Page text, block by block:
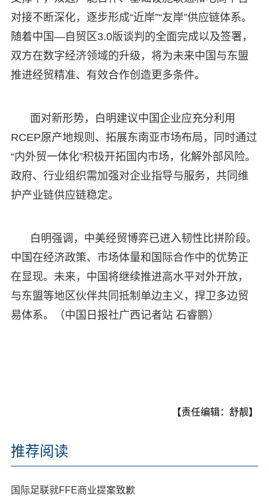
对接不断深化，逐步形成“近岸”“友岸”供应链体系。
随着中国—自贸区3.0版谈判的全面完成以及签署，
双方在数字经济领域的升级，将为未来中国与东盟
推进经贸精准、有效合作创造更多条件。
面对新形势，白明建议中国企业应充分利用
RCEP原产地规则、拓展东南亚市场布局，同时通过
“内外贸一体化”积极开拓国内市场，化解外部风险。
政府、行业组织需加强对企业指导与服务，共同维
护产业链供应链稳定。
白明强调，中美经贸博弈已进入韧性比拼阶段。
中国在经济政策、市场体量和国际合作中的优势正
在显现。未来，中国将继续推进高水平对外开放，
与东盟等地区伙伴共同抵制单边主义，捍卫多边贸
易体系。（中国日报社广西记者站 石睿鹏）
【责任编辑：舒靓】
推荐阅读
国际足联就FFE商业提案致歉